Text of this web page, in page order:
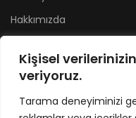
Kişisel
veriyoruz.
Tarama deneyiminizi
Hakkımızda
İletişim